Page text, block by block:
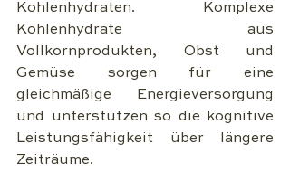
Kohlenhydraten. Komplexe
Kohlenhydrate aus
Vollkornprodukten, Obst und
Gemüse sorgen für eine
gleichmäßige Energieversorgung
und unterstützen so die kognitive
Leistungsfähigkeit über längere
Zeiträume.